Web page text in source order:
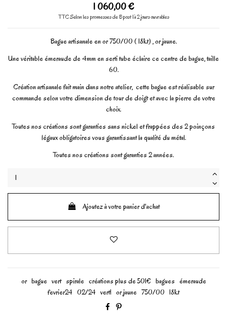
1 060,00 €
TTCSelon les promesses de Bpost 1à 2 jours ouvrables
Bague artisanale en or 750/00 ( 18kt) , or jaune.
Une véritable émeraude de 4mm en serti tube éclaire ce centre de bague, taille
60.
Création artisanale fait main dans notre atelier, cette bague est réalisable sur
commande selon votre dimension de tour de doigt et avec la pierre de votre
choix.
Toutes nos créations sont garanties sans nickel et frappées des 2 poinçons
légaux obligatoires vous garantissant la qualité du métal.
Toutes nos créations sont garanties 2 années.
Ajoutez à votre panier d'achat
or bague vert spirale créations plus de 501€ bagues émeraude
fevrier24 02/24 vert1 or jaune 750/00 18kt